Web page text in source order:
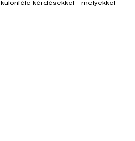
különféle kérdésekkel
melyekkel